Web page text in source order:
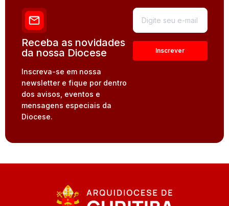
Receba as novidades
da nossa Diocese
Inscreva-se em nossa
newsletter e fique por dentro
dos avisos, eventos e
mensagens especiais da
Diocese.